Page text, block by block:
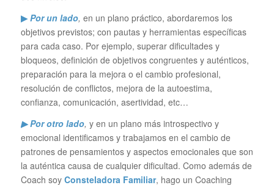
▶Por un lado, en un plano práctico, abordaremos los
objetivos previstos; con pautas y herramientas específicas
para cada caso. Por ejemplo, superar dificultades y
bloqueos, definición de objetivos congruentes y auténticos,
preparación para la mejora o el cambio profesional,
resolución de conflictos, mejora de la autoestima,
confianza, comunicación, asertividad, etc…
▶ Por otro lado, y en un plano más introspectivo y
emocional identificamos y trabajamos en el cambio de
patrones de pensamientos y aspectos emocionales que son
la auténtica causa de cualquier dificultad. Como además de
Coach soy Consteladora Familiar, hago un Coaching